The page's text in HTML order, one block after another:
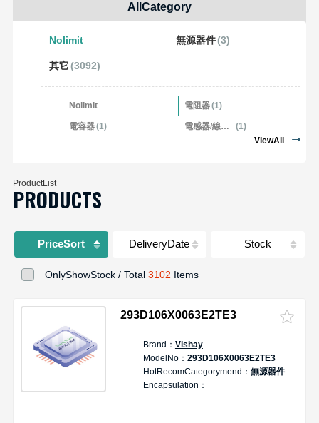
AllCategory
Nolimit 無源器件(3)
其它(3092)
Nolimit 電阻器(1)
電容器(1) 電感器/線圈/扼流圈
(1)
ViewAll
ProductList
PRODUCTS
PriceSort DeliveryDate Stock
OnlyShowStock / Total 3102 Items
293D106X0063E2TE3
Brand： Vishay
ModelNo： 293D106X0063E2TE3
HotRecomCategorymend： 無源器件
Encapsulation：